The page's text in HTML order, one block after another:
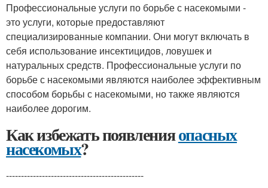
Профессиональные услуги по борьбе с насекомыми -
это услуги, которые предоставляют
специализированные компании. Они могут включать в
себя использование инсектицидов, ловушек и
натуральных средств. Профессиональные услуги по
борьбе с насекомыми являются наиболее эффективным
способом борьбы с насекомыми, но также являются
наиболее дорогим.
Как избежать появленияопасных
насекомых?
----------------------------------------------